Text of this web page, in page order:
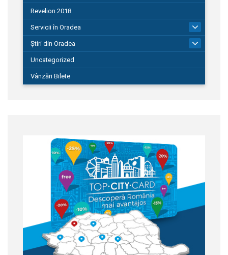
Revelion 2018
Servicii în Oradea
Știri din Oradea
Uncategorized
Vânzări Bilete